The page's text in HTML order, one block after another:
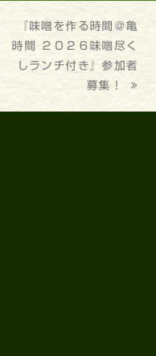
next
post:
『味噌を作る時間＠亀
時間 ２０２６味噌尽く
しランチ付き』参加者
募集！